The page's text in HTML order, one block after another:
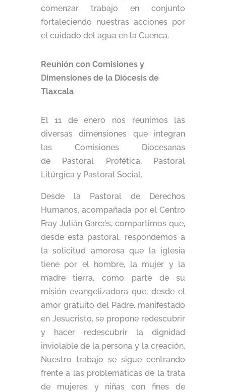
comenzar trabajo en conjunto
fortaleciendo nuestras acciones por
el cuidado del agua en la Cuenca.
Reunión con Comisiones y
Dimensiones de la Diócesis de
Tlaxcala
El 11 de enero nos reunimos las
diversas dimensiones que integran
las Comisiones Diocesanas
de Pastoral Profética, Pastoral
Litúrgica y Pastoral Social.
Desde la Pastoral de Derechos
Humanos, acompañada por el Centro
Fray Julián Garcés, compartimos que,
desde esta pastoral, respondemos a
la solicitud amorosa que la iglesia
tiene por el hombre, la mujer y la
madre tierra, como parte de su
misión evangelizadora que, desde el
amor gratuito del Padre, manifestado
en Jesucristo, se propone redescubrir
y hacer redescubrir la dignidad
inviolable de la persona y la creación.
Nuestro trabajo se sigue centrando
frente a las problemáticas de la trata
de mujeres y niñas con fines de